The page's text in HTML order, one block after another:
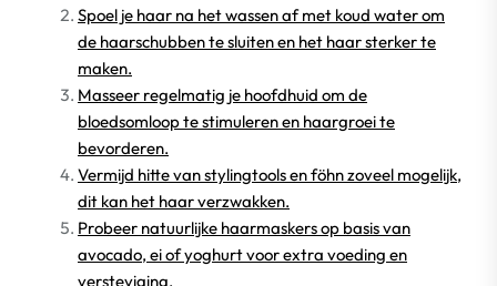
Spoel je haar na het wassen af met koud water om
de haarschubben te sluiten en het haar sterker te
maken.
Masseer regelmatig je hoofdhuid om de
bloedsomloop te stimuleren en haargroei te
bevorderen.
Vermijd hitte van stylingtools en föhn zoveel mogelijk,
dit kan het haar verzwakken.
Probeer natuurlijke haarmaskers op basis van
avocado, ei of yoghurt voor extra voeding en
versteviging.